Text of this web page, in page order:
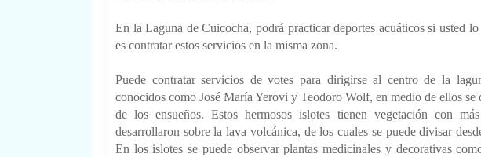
En la Laguna de Cuicocha, podrá practicar deportes acuáticos si usted
es contratar estos servicios en la misma zona.
Puede contratar servicios de votes para dirigirse al centro de la
conocidos como José María Yerovi y Teodoro Wolf, en medio de ellos se
de los ensueños. Estos hermosos islotes tienen vegetación con
desarrollaron sobre la lava volcánica, de los cuales se puede divisar
En los islotes se puede observar plantas medicinales y decorativas